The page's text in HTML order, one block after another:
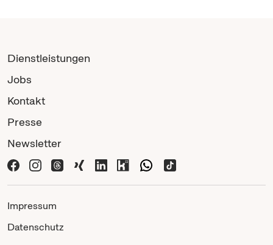
Dienstleistungen
Jobs
Kontakt
Presse
Newsletter
Impressum
Datenschutz